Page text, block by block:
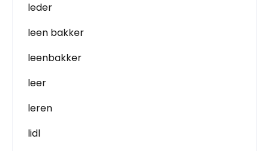
leder
leen bakker
leenbakker
leer
leren
lidl